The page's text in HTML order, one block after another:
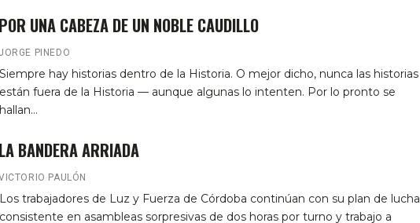
POR UNA CABEZA DE UN NOBLE CAUDILLO
PINEDO
Siempre hay historias dentro de la Historia. O mejor dicho, nunca las historias
están fuera de la Historia — aunque algunas lo intenten. Por lo pronto se
hallan…
LA BANDERA ARRIADA
PAULÓN
Los trabajadores de Luz y Fuerza de Córdoba continúan con su plan de lucha
consistente en asambleas sorpresivas de dos horas por turno y trabajo a